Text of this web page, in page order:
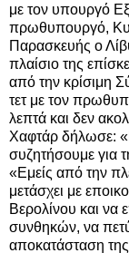
με τον υπουργό
πρωθυπουργό,
Παρασκευής ο
πλαίσιο της
από την κρίσιμη
τετ με τον
λεπτά και δεν
Χαφτάρ δήλωσε:
συζητήσουμε για
«Εμείς από την
μετάσχει με
Βερολίνου και να
συνθηκών, να
αποκατάσταση